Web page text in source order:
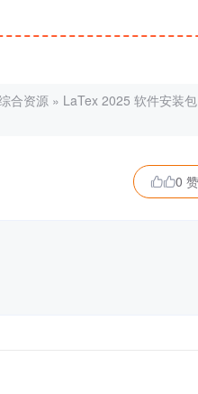
合资源 » LaTex 2025 软件安装包
0 赞